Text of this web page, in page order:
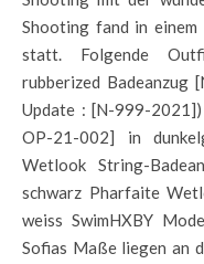
Shooting fand in einem
statt. Folgende
rubberized Badeanzug
Update : [N-999-
OP-21-002] in
Wetlook String-
schwarz Pharfaite
weiss SwimHXBY
Sofias Maße liegen an